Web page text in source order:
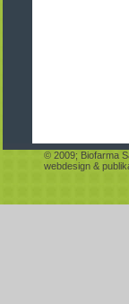
© 2009; Biofarma
webdesign &